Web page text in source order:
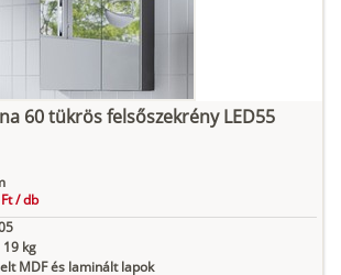
60 tükrös felsőszekrény LED55
/db
19 kg
MDF és laminált lapok